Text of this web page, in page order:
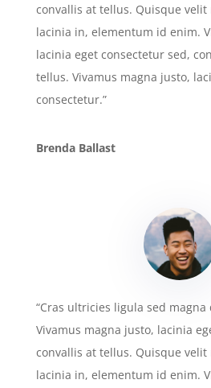
convallis at tellus. Quisque
lacinia in, elementum id enim.
lacinia eget consectetur sed,
tellus. Vivamus magna justo,
consectetur.”
Brenda Ballast
“Cras ultricies ligula sed
Vivamus magna justo, lacinia
convallis at tellus. Quisque
lacinia in, elementum id enim.